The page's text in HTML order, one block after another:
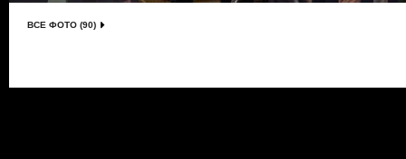
ВСЕ ФОТО (90)